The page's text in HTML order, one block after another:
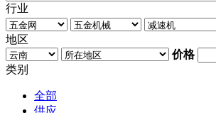
行业
地区
价格
类别
全部
供应